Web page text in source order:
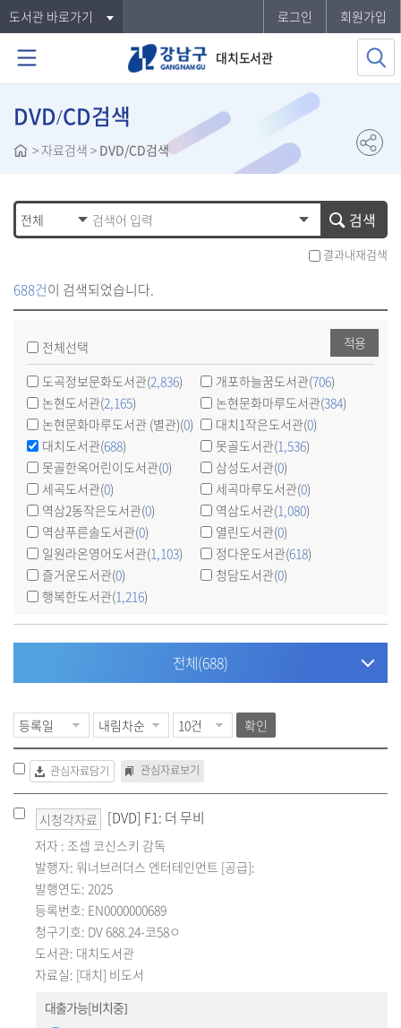
도서관 바로가기 로그인 회원가입
대치도서관
DVD/CD검색
>자료검색 > DVD/CD검색
검색
결과내재검색
688건이 검색되었습니다.
전체선택
도곡정보문화도서관(2,836) 개포하늘꿈도서관(706)
논현도서관(2,165) 논현문화마루도서관(384)
논현문화마루도서관 (별관)(0) 대치1작은도서관(0)
대치도서관(688) 못골도서관(1,536)
못골한옥어린이도서관(0) 삼성도서관(0)
세곡도서관(0) 세곡마루도서관(0)
역삼2동작은도서관(0) 역삼도서관(1,080)
역삼푸른솔도서관(0) 열린도서관(0)
일원라온영어도서관(1,103) 정다운도서관(618)
즐거운도서관(0) 청담도서관(0)
행복한도서관(1,216)
적용
전체(688)
확인
관심자료담기 관심자료보기
시청각자료 [DVD] F1: 더 무비
저자 : 조셉 코신스키 감독
발행자: 워너브러더스 엔터테인먼트 [공급]:
발행연도: 2025
등록번호: EN0000000689
청구기호: DV 688.24-코58ㅇ
도서관: 대치도서관
자료실: [대치] 비도서
대출가능[비치중]